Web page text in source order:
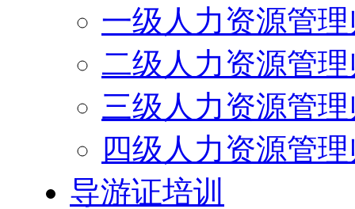
一级人力资源管
二级人力资源管
三级人力资源管
四级人力资源管
导游证培训